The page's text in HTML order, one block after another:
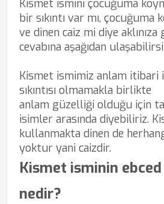
Kismet ismini çocuğuma
bir sıkıntı var mı, çocuğuma
ve dinen caiz mi diye
cevabına aşağıdan
Kismet ismimiz anlam itibari
sıkıntısı olmamakla birlikte
anlam güzelliği olduğu için
isimler arasında diyebiliriz.
kullanmakta dinen de
yoktur yani caizdir.
Kismet isminin
nedir?